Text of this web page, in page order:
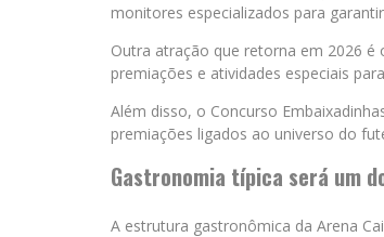
monitores especializados para
Outra atração que retorna em 2026
premiações e atividades especiais
Além disso, o Concurso
premiações ligados ao universo do
Gastronomia típica será um
A estrutura gastronômica da Arena